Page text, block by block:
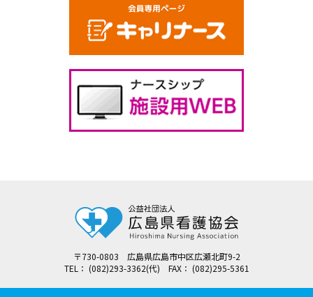
〒730-0803 広島県広島市中区広瀬北町9-2
TEL： (082)293-3362(代) FAX： (082)295-5361